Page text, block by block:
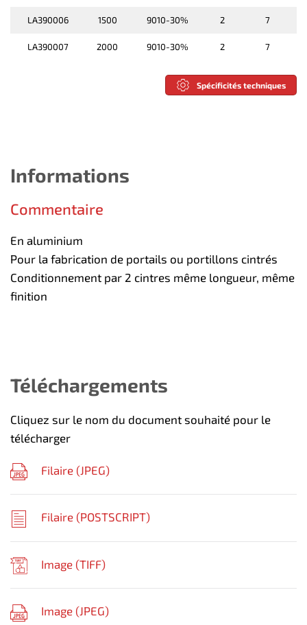
LA390006 1500 9010-30% 2 7
LA390007 2000 9010-30% 2 7
Spécificités techniques
Informations
Commentaire
En aluminium
Pour la fabrication de portails ou portillons cintrés
Conditionnement par 2 cintres même longueur, même
finition
Téléchargements
Cliquez sur le nom du document souhaité pour le
télécharger
Filaire (JPEG)
Filaire (POSTSCRIPT)
Image (TIFF)
Image (JPEG)